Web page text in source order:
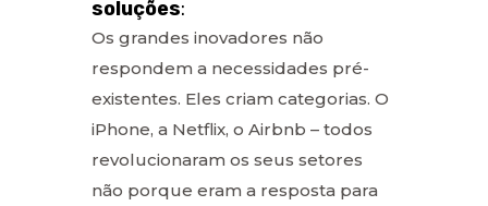
soluções:
Os grandes inovadores não
respondem a necessidades pré-
existentes. Eles criam categorias. O
iPhone, a Netflix, o Airbnb – todos
revolucionaram os seus setores
não porque eram a resposta para